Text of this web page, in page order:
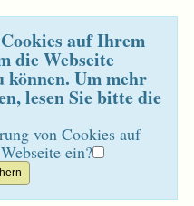
auf Ihrem
die Webseite
können. Um mehr
lesen Sie bitte die
von Cookies auf
ein?